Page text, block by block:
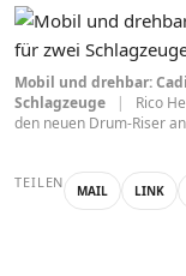
Mobil und drehbar:
Schlagzeuge
|
Rico
den neuen Drum-Riser
TEILEN MAIL LINK